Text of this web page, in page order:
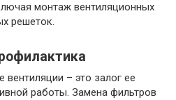
монтаж вентиляционных
решеток.
вентиляции – это залог ее
работы. Замена фильтров